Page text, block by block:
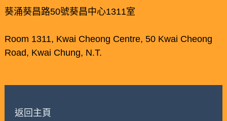
葵涌葵昌路50號葵昌中心1311室
Room 1311, Kwai Cheong Centre, 50 Kwai Cheong
Road, Kwai Chung, N.T.
返回主頁